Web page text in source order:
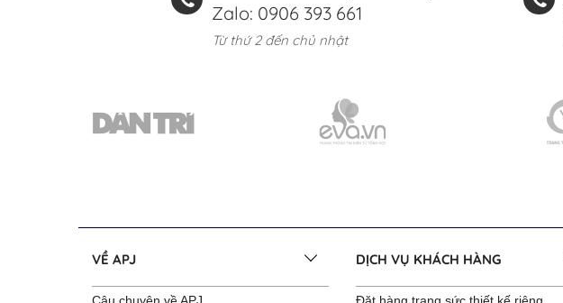
Zalo: 0906 393 661
Từ thứ 2 đến chủ nhật
VỀ APJ
Câu chuyện về APJ
DỊCH VỤ KHÁCH HÀNG
Đặt hàng trang sức thiết kế riêng